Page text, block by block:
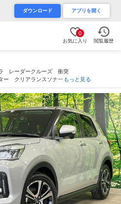
ダウンロード アプリを開く
0
お気に入り 閲覧履歴
レーダークルーズ 衝突
ー クリアランスソナー
ｔｏｏｔｈ再生 シーケン
もっと見る